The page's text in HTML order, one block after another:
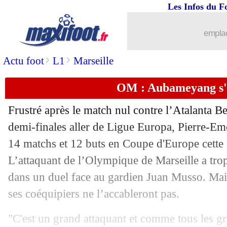
Actu foot> L1 > Marseille
Les Infos du
OM : Aubameyang
Frustré après le match nul contre l’Atalanta
demi-finales aller de Ligue Europa, Pierre-
14 matchs et 12 buts en Coupe d'Europe cette
L’attaquant de l’Olympique de Marseille a
dans un duel face au gardien Juan Musso.
ses coéquipiers ne l’accableront pas.
"C'est un grand attaquant et comme tous les
Dortmund
03/05 Reims
03/05 Real: Courtois sera titulaire contre
03/05 Liverpool : Salah, Klopp éteint
03/05 Man Utd: Ten Hag rêvait bien de
03/05 Lens : Haise prépare la saison
Barça: un possible prêt en L1 pour
03/05 OM: Mbemba dédie son but à